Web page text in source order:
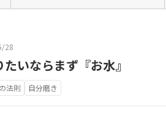
28
いならまず『お水』
法則 自分磨き